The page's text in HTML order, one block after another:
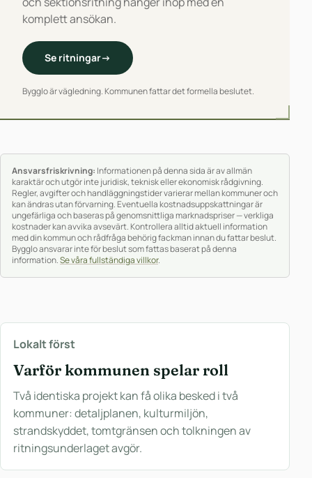
komplett ansökan.
Se ritningar→
Bygglo är vägledning. Kommunen fattar det formella beslutet.
Ansvarsfriskrivning: Informationen på denna sida är av allmän
karaktär och utgör inte juridisk, teknisk eller ekonomisk rådgivning.
Regler, avgifter och handläggningstider varierar mellan kommuner och
kan ändras utan förvarning. Eventuella kostnadsuppskattningar är
ungefärliga och baseras på genomsnittliga marknadspriser — verkliga
kostnader kan avvika avsevärt. Kontrollera alltid aktuell information
med din kommun och rådfråga behörig fackman innan du fattar beslut.
Bygglo ansvarar inte för beslut som fattas baserat på denna
information.Se våra fullständiga villkor.
Lokalt först
Varför kommunen spelar roll
Två identiska projekt kan få olika besked i två
kommuner: detaljplanen, kulturmiljön,
strandskyddet, tomtgränsen och tolkningen av
ritningsunderlaget avgör.